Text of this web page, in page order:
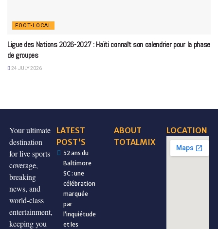
FOOT-LOCAL
Ligue des Nations 2026-2027 : Haïti connaît son calendrier pour la phase
de groupes
24 JULY 2026
Your ultimate
destination
for live sports
coverage,
breaking
news, and
world-class
entertainment,
keeping you
LATEST
POST'S
52 ans du
Baltimore
SC : une
célébration
marquée
par
l’inquiétude
et les
ABOUT
TOTALMIX
LOCATION